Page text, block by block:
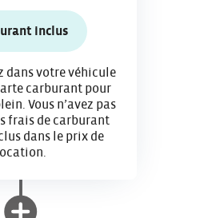
inclus
dans votre véhicule
carburant pour
Vous n’avez pas
frais de carburant
dans le prix de
location.